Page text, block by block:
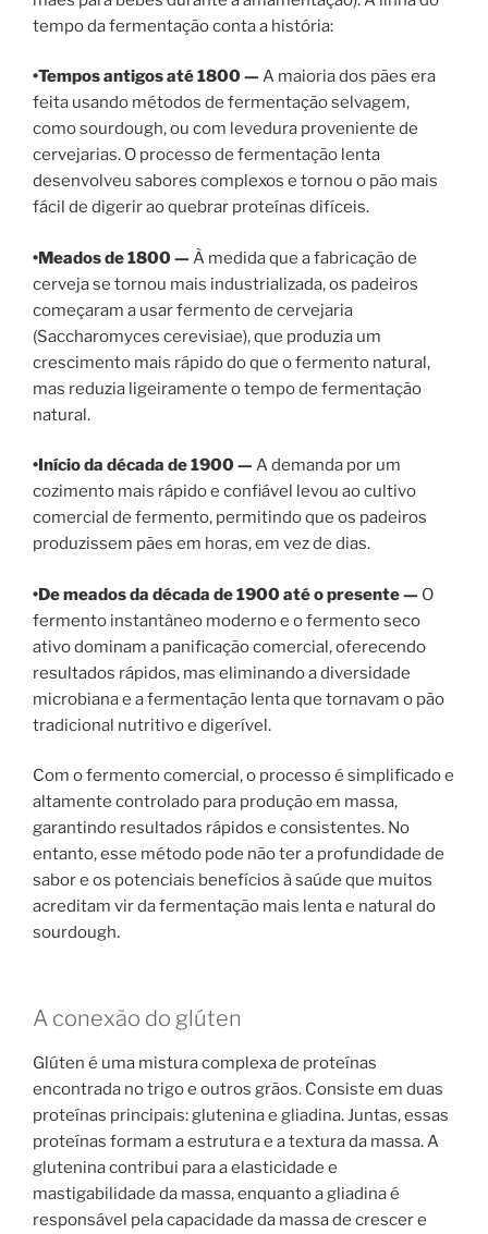
tempo da fermentação conta a história:
•Tempos antigos até 1800 —A maioria dos pães era
feita usando métodos de fermentação selvagem,
como sourdough, ou com levedura proveniente de
cervejarias. O processo de fermentação lenta
desenvolveu sabores complexos e tornou o pão mais
fácil de digerir ao quebrar proteínas difíceis.
•Meados de 1800 —À medida que a fabricação de
cerveja se tornou mais industrializada, os padeiros
começaram a usar fermento de cervejaria
(Saccharomyces cerevisiae), que produzia um
crescimento mais rápido do que o fermento natural,
mas reduzia ligeiramente o tempo de fermentação
natural.
•Início da década de 1900 —A demanda por um
cozimento mais rápido e confiável levou ao cultivo
comercial de fermento, permitindo que os padeiros
produzissem pães em horas, em vez de dias.
•De meados da década de 1900 até o presente — O
fermento instantâneo moderno e o fermento seco
ativo dominam a panificação comercial, oferecendo
resultados rápidos, mas eliminando a diversidade
microbiana e a fermentação lenta que tornavam o pão
tradicional nutritivo e digerível.
Com o fermento comercial, o processo é simplificado e
altamente controlado para produção em massa,
garantindo resultados rápidos e consistentes. No
entanto, esse método pode não ter a profundidade de
sabor e os potenciais benefícios à saúde que muitos
acreditam vir da fermentação mais lenta e natural do
sourdough.
A conexão do glúten
Glúten é uma mistura complexa de proteínas
encontrada no trigo e outros grãos. Consiste em duas
proteínas principais: glutenina e gliadina. Juntas, essas
proteínas formam a estrutura e a textura da massa. A
glutenina contribui para a elasticidade e
mastigabilidade da massa, enquanto a gliadina é
responsável pela capacidade da massa de crescer e